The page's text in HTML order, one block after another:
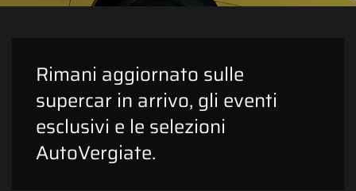
Rimani aggiornato sulle
supercar in arrivo, gli eventi
esclusivi e le selezioni
AutoVergiate.